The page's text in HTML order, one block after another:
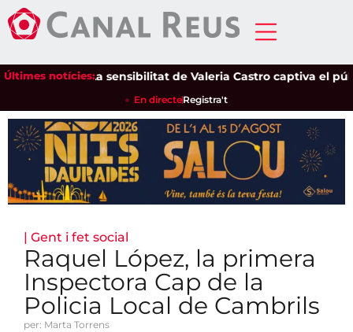
Últimes notícies:La sensibilitat de Valeria Castro captiva el públic
En directeRegistra't
| Gent i fet social
Raquel López, la primera
Inspectora Cap de la
Policia Local de Cambrils
per: Marta Torrens